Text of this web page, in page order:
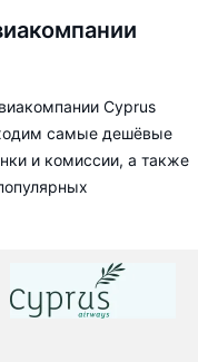
Cyprus
самые дешёвые
и комиссии, а также